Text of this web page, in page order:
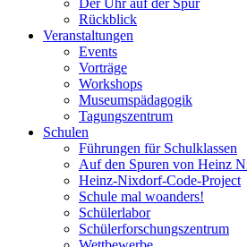
Der Uhr auf der Spur
Rückblick
Veranstaltungen
Events
Vorträge
Workshops
Museumspädagogik
Tagungszentrum
Schulen
Führungen für Schulklassen
Auf den Spuren von Heinz
Heinz-Nixdorf-Code-Project
Schule mal woanders!
Schülerlabor
Schülerforschungszentrum